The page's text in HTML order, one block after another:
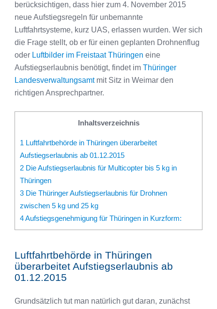
berücksichtigen, dass hier zum 4. November 2015
neue Aufstiegsregeln für unbemannte
Luftfahrtsysteme, kurz UAS, erlassen wurden. Wer sich
die Frage stellt, ob er für einen geplanten Drohnenflug
oder Luftbilder im Freistaat Thüringen eine
Aufstiegserlaubnis benötigt, findet im Thüringer
Landesverwaltungsamtmit Sitz in Weimar den
richtigen Ansprechpartner.
Inhaltsverzeichnis
1 Luftfahrtbehörde in Thüringen überarbeitet
Aufstiegserlaubnis ab 01.12.2015
2 Die Aufstiegserlaubnis für Multicopter bis 5 kg in
Thüringen
3 Die Thüringer Aufstiegserlaubnis für Drohnen
zwischen 5 kg und 25 kg
4Aufstiegsgenehmigung für Thüringen in Kurzform:
Luftfahrtbehörde in Thüringen
überarbeitet Aufstiegserlaubnis ab
01.12.2015
Grundsätzlich tut man natürlich gut daran, zunächst